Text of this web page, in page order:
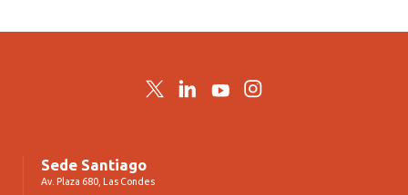
TwitterLinkedInYouTubeInstagram
Sede Santiago
Av. Plaza 680, Las Condes